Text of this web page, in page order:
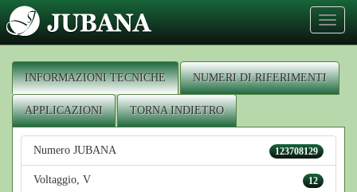
Toggle
INFORMAZIONI TECNICHE NUMERI DI RIFERIMENTI
APPLICAZIONI TORNA INDIETRO
123708129
Numero JUBANA
12
Voltaggio, V